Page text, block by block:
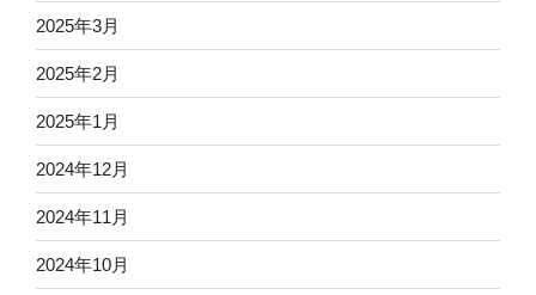
2025年3月
2025年2月
2025年1月
2024年12月
2024年11月
2024年10月